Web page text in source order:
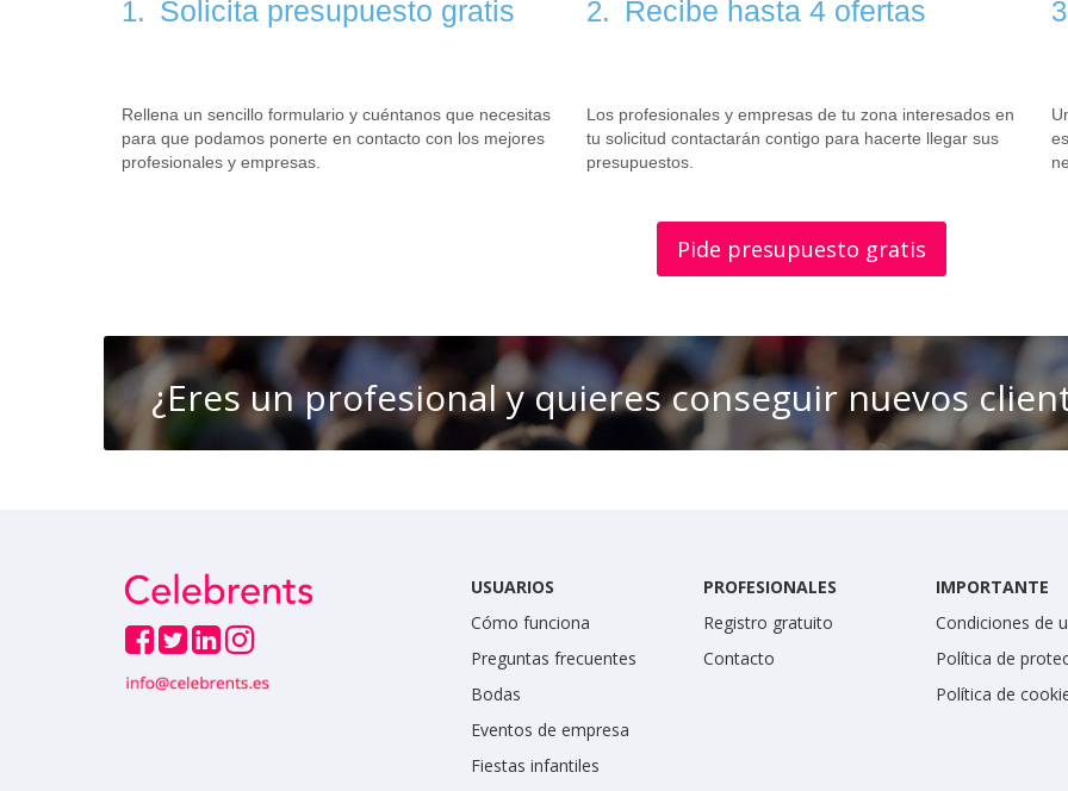
1. Solicita presupuesto gratis
Rellena un sencillo formulario y cuéntanos que necesitas
para que podamos ponerte en contacto con los mejores
profesionales y empresas.
2. Recibe hasta 4 ofertas
Los profesionales y empresas de tu zona interesados en
tu solicitud contactarán contigo para hacerte llegar sus
presupuestos.
Pide presupuesto gratis
¿Eres un profesional y quieres conseguir nuevos
USUARIOS
Cómo funciona
Preguntas frecuentes
Bodas
Eventos de empresa
Fiestas infantiles
PROFESIONALES
Registro gratuito
Contacto
IMPORTANTE
Condiciones de
Política de
Política de